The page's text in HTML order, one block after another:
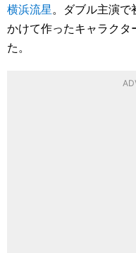
横浜流星。ダブル主演で
かけて作ったキャラク
た。